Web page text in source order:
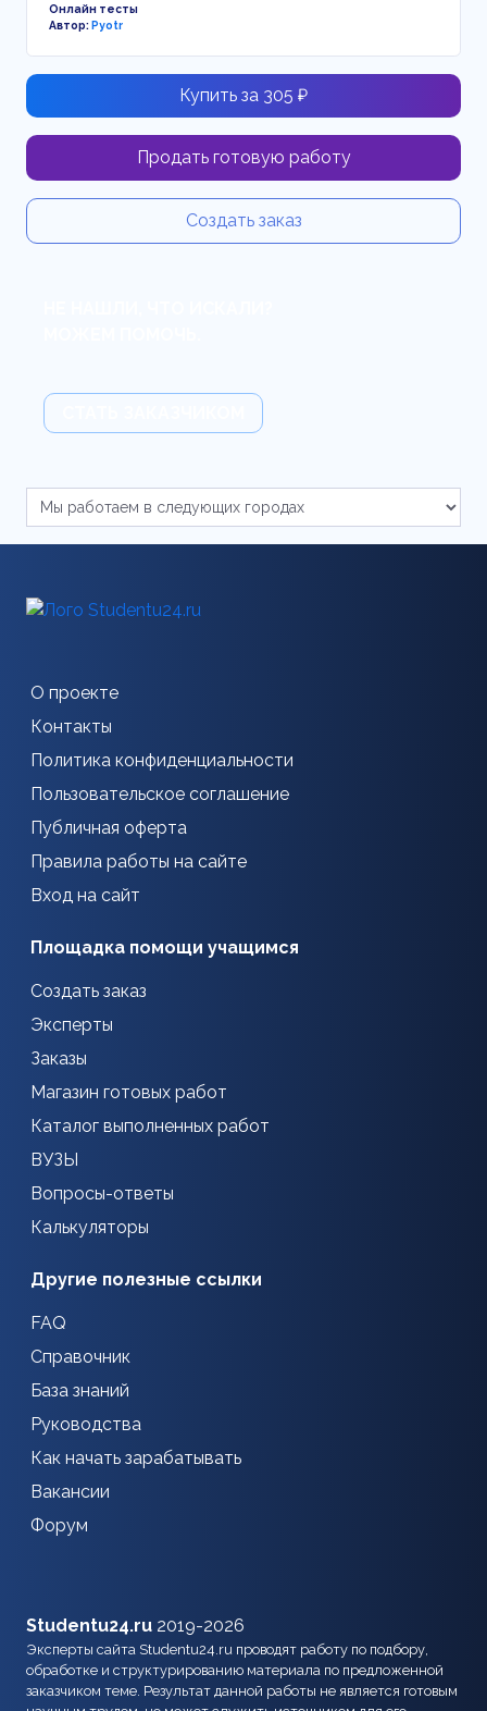
Онлайн тесты
Автор:Pyotr
Купить за 305 ₽
Продать готовую работу
Создать заказ
О проекте
Контакты
Политика конфиденциальности
Пользовательское соглашение
Публичная оферта
Правила работы на сайте
Вход на сайт
Площадка помощи учащимся
Создать заказ
Эксперты
Заказы
Магазин готовых работ
Каталог выполненных работ
ВУЗЫ
Вопросы-ответы
Калькуляторы
Другие полезные ссылки
FAQ
Справочник
База знаний
Руководства
Как начать зарабатывать
Вакансии
Форум
Studentu24.ru 2019-2026
Эксперты сайта Studentu24.ru проводят работу по подбору,
обработке и структурированию материала по предложенной
заказчиком теме. Результат данной работы не является готовым